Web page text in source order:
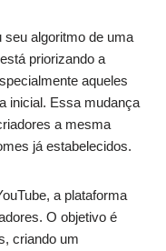
seu algoritmo de uma
priorizando a
aqueles
inicial. Essa mudança
a mesma
já estabelecidos.
a plataforma
O objetivo é
criando um